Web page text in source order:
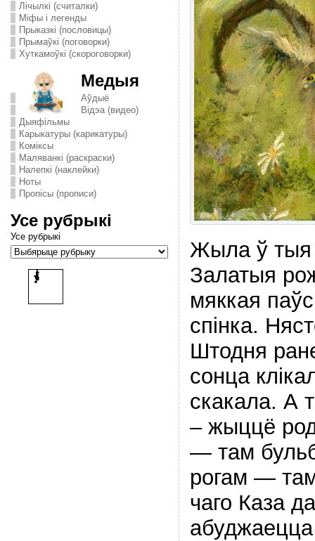
Лічылкі (считалки)
Міфы і легенды
Прыказкі (пословицы)
Прымаўкі (поговорки)
Хуткамоўкі (скороговорки)
Медыя
Аўдыё
Відэа (видео)
Дыяфільмы
Карыкатуры (карикатуры)
Комiксы
Маляванкі (раскраски)
Налепкі (наклейки)
Ноты
Пропісы (прописи)
Усе рубрыкі
Усе рубрыкі
Жыла ў тыя
Залатыя
мяккая
спінка.
Штодня
сонца
скакала. А
– жыццё
— там
рогам —
чаго Каза